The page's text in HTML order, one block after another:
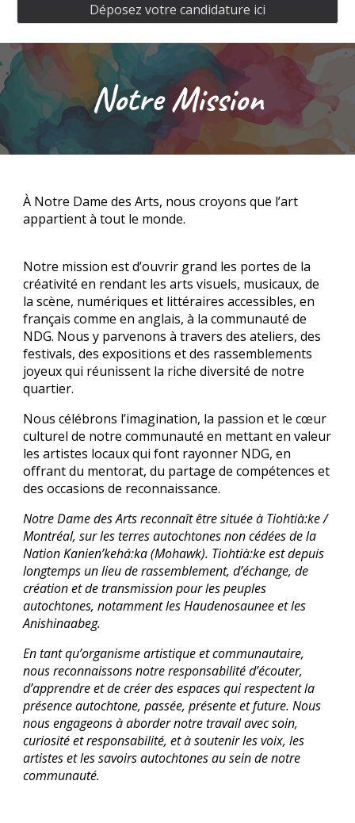
Déposez votre candidature ici
Notre Mission
À Notre Dame des Arts, nous croyons que l’art
appartient à tout le monde.
Notre mission est d’ouvrir grand les portes de la
créativité en rendant les arts visuels, musicaux, de
la scène, numériques et littéraires accessibles, en
français comme en anglais, à la communauté de
NDG. Nous y parvenons à travers des ateliers, des
festivals, des expositions et des rassemblements
joyeux qui réunissent la riche diversité de notre
quartier.
Nous célébrons l’imagination, la passion et le cœur
culturel de notre communauté en mettant en valeur
les artistes locaux qui font rayonner NDG, en
offrant du mentorat, du partage de compétences et
des occasions de reconnaissance.
Notre Dame des Arts reconnaît être située à Tiohtià:ke /
Montréal, sur les terres autochtones non cédées de la
Nation Kanien’kehá:ka (Mohawk). Tiohtià:ke est depuis
longtemps un lieu de rassemblement, d’échange, de
création et de transmission pour les peuples
autochtones, notamment les Haudenosaunee et les
Anishinaabeg.
En tant qu’organisme artistique et communautaire,
nous reconnaissons notre responsabilité d’écouter,
d’apprendre et de créer des espaces qui respectent la
présence autochtone, passée, présente et future. Nous
nous engageons à aborder notre travail avec soin,
curiosité et responsabilité, et à soutenir les voix, les
artistes et les savoirs autochtones au sein de notre
communauté.